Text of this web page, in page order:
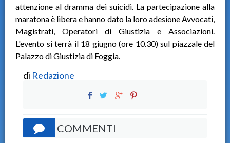
attenzione al dramma dei suicidi. La partecipazione alla
maratona è libera e hanno dato la loro adesione Avvocati,
Magistrati, Operatori di Giustizia e Associazioni.
L'evento si terrà il 18 giugno (ore 10.30) sul piazzale del
Palazzo di Giustizia di Foggia.
di Redazione
COMMENTI